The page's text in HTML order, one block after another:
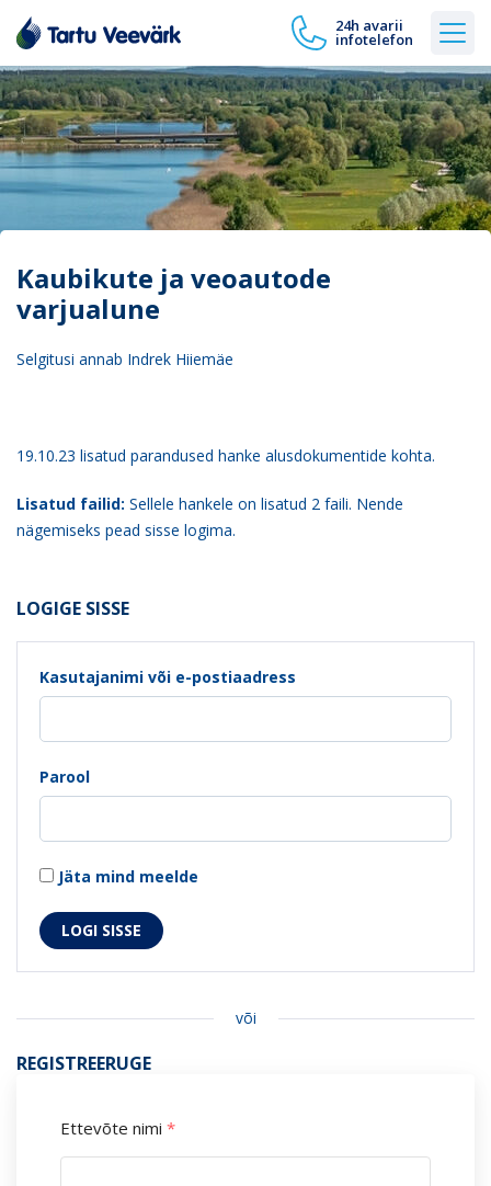
24h avarii
infotelefon
Kaubikute ja veoautode
varjualune
Selgitusi annab Indrek Hiiemäe
19.10.23 lisatud parandused hanke alusdokumentide kohta.
Lisatud failid: Sellele hankele on lisatud 2 faili. Nende
nägemiseks pead sisse logima.
LOGIGE SISSE
Kasutajanimi või e-postiaadress
Parool
Jäta mind meelde
või
REGISTREERUGE
Ettevõte nimi *